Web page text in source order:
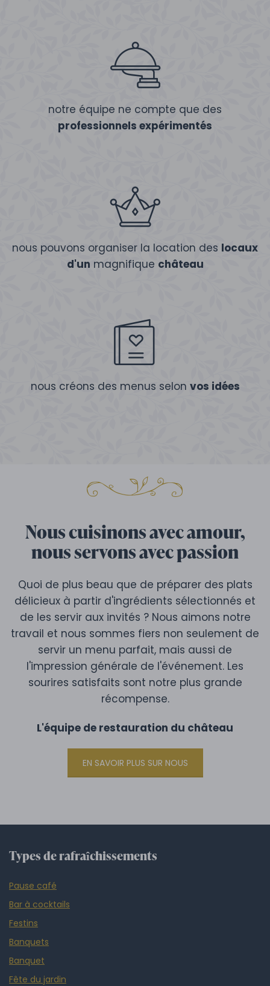
notre équipe ne compte que des
professionnels expérimentés
nous pouvons organiser la location des locaux
d'un magnifique château
nous créons des menus selon vos idées
Nous cuisinons avec amour,
nous servons avec passion
Quoi de plus beau que de préparer des plats
délicieux à partir d'ingrédients sélectionnés et
de les servir aux invités ? Nous aimons notre
travail et nous sommes fiers non seulement de
servir un menu parfait, mais aussi de
l'impression générale de l'événement. Les
sourires satisfaits sont notre plus grande
récompense.
L'équipe de restauration du château
EN SAVOIR PLUS SUR NOUS
Types de rafraîchissements
Pause café
Bar à cocktails
Festins
Banquets
Banquet
Fête du jardin